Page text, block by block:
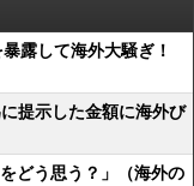
露して海外大騒ぎ！
提示した金額に海外び
どう思う？」（海外の